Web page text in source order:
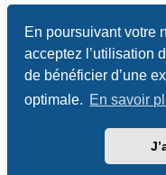
En poursuivant votre
acceptez l’utilisation
de bénéficier d’une
optimale. En savoir
Traduction française
Confidentialité |